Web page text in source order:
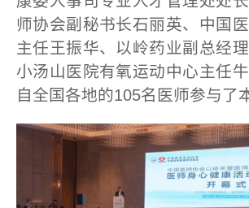
师协会副秘书长石丽英、中国
主任王振华、以岭药业副总经
小汤山医院有氧运动中心主任
自全国各地的105名医师参与了